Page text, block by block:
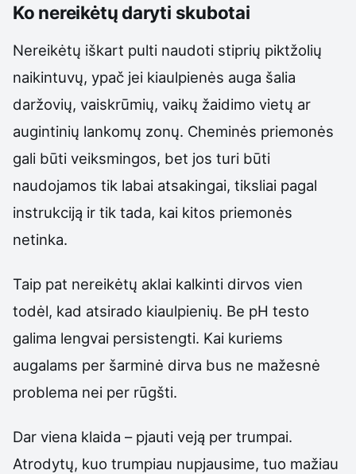
Ko nereikėtų daryti skubotai
Nereikėtų iškart pulti naudoti stiprių piktžolių
naikintuvų, ypač jei kiaulpienės auga šalia
daržovių, vaiskrūmių, vaikų žaidimo vietų ar
augintinių lankomų zonų. Cheminės priemonės
gali būti veiksmingos, bet jos turi būti
naudojamos tik labai atsakingai, tiksliai pagal
instrukciją ir tik tada, kai kitos priemonės
netinka.
Taip pat nereikėtų aklai kalkinti dirvos vien
todėl, kad atsirado kiaulpienių. Be pH testo
galima lengvai persistengti. Kai kuriems
augalams per šarminė dirva bus ne mažesnė
problema nei per rūgšti.
Dar viena klaida – pjauti veją per trumpai.
Atrodytų, kuo trumpiau nupjausime, tuo mažiau